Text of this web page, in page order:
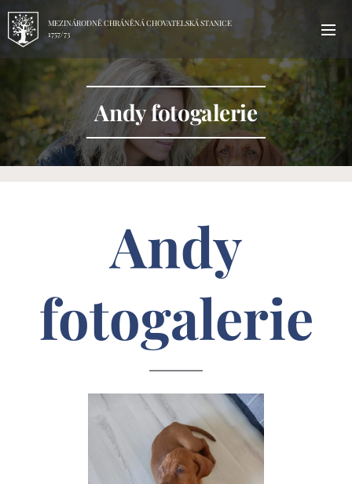
MEZINÁRODNĚ CHRÁNĚNÁ CHOVATELSKÁ STANICE
1757/73
Andy fotogalerie
Andy
fotogalerie